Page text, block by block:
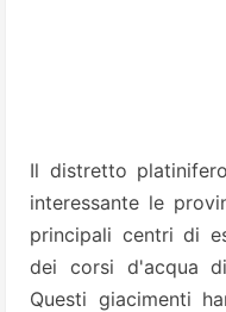
Il distretto
interessante le
principali centri di
dei corsi d'acqua
Questi giacimenti